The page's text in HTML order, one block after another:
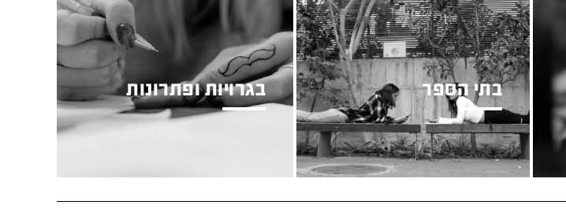
בתי הספר בגרויות ופתרונות